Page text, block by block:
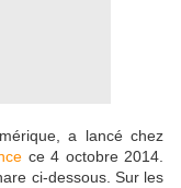
a lancé chez
ce 4 octobre 2014.
ci-dessous. Sur les